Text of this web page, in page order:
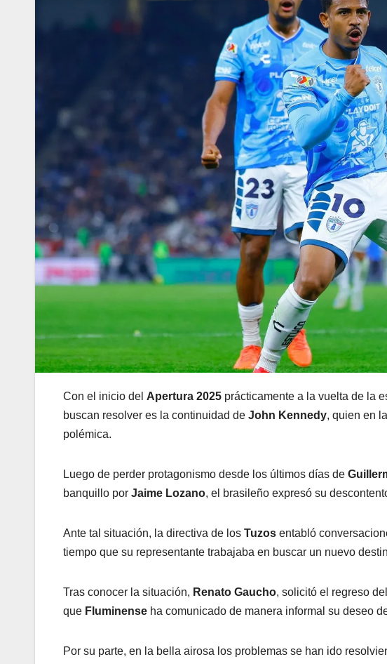
Con el inicio del Apertura 2025 prácticamente a la vuelta de la
buscan resolver es la continuidad de John Kennedy, quien en
polémica.
Luego de perder protagonismo desde los últimos días de
banquillo por Jaime Lozano, el brasileño expresó su
Ante tal situación, la directiva de los Tuzos entabló
tiempo que su representante trabajaba en buscar un nuevo
Tras conocer la situación, Renato Gaucho, solicitó el regreso
que Fluminense ha comunicado de manera informal su deseo
Por su parte, en la bella airosa los problemas se han ido